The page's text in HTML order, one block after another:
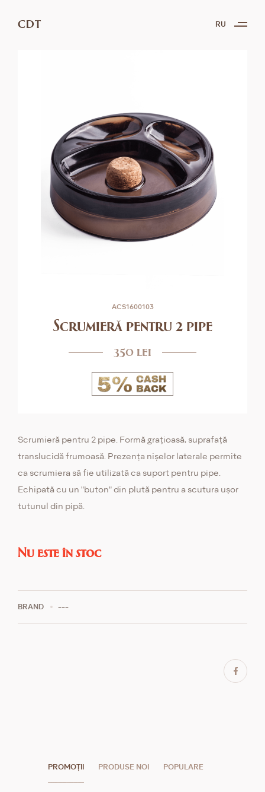
CDT RU
ACS1600103
Scrumieră pentru 2 pipe
350 lei
Scrumieră pentru 2 pipe. Formă grațioasă, suprafață
translucidă frumoasă. Prezența nișelor laterale permite
ca scrumiera să fie utilizată ca suport pentru pipe.
Echipată cu un "buton" din plută pentru a scutura ușor
tutunul din pipă.
Nu este în stoc
BRAND ---
PROMOȚII PRODUSE NOI POPULARE